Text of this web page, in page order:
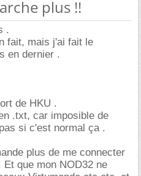
plus !!
.
fait, mais j'ai fait le
en dernier .
de HKU .
.txt, car imposible de
si c'est normal ça .
plus de me connecter
que mon NOD32 ne